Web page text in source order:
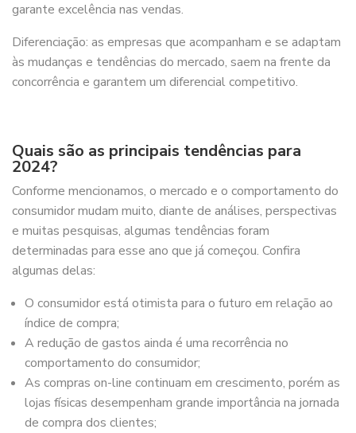
garante excelência nas vendas.
Diferenciação: as empresas que acompanham e se adaptam
às mudanças e tendências do mercado, saem na frente da
concorrência e garantem um diferencial competitivo.
Quais são as principais tendências para
2024?
Conforme mencionamos, o mercado e o comportamento do
consumidor mudam muito, diante de análises, perspectivas
e muitas pesquisas, algumas tendências foram
determinadas para esse ano que já começou. Confira
algumas delas:
O consumidor está otimista para o futuro em relação ao
índice de compra;
A redução de gastos ainda é uma recorrência no
comportamento do consumidor;
As compras on-line continuam em crescimento, porém as
lojas físicas desempenham grande importância na jornada
de compra dos clientes;